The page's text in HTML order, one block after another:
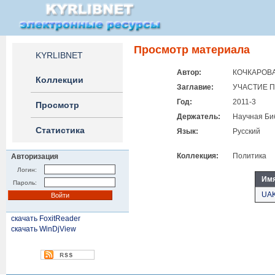
KYRLIBNET
Коллекции
Просмотр
Статистика
Авторизация
Логин:
Пароль:
скачать FoxitReader
скачать WinDjView
Просмотр материала
Автор:
Заглавие:
УЧАСТИЕ
Год:
2011-3
Держатель:
Научная
Язык:
Русский
Коллекция: Политика